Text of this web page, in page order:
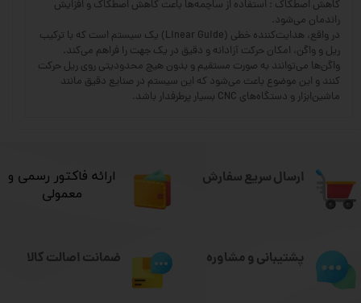
کاهش اصطکاک : استفاده از ساچمه‌ها باعث کاهش اصطکاک و افزایش
راندمان می‌شود.
در واقع، هدایت‌کننده خطی (Linear Guide) یک سیستم است که با ترکیب
ریل و واگن، امکان حرکت آزادانه و دقیق در یک جهت را فراهم می‌کند.
واگن‌ها می‌توانند به صورت مستقیم و بدون هیچ محدودیتی روی ریل حرکت
کنند و این موضوع باعث می‌شود که این سیستم در صنایع دقیق مانند
ماشین‌ابزار و دستگاه‌های CNC بسیار پرطرفدار باشد.
ارسال سریع سفارش
​ارائه فاکتور رسمی و
معمولی
پشتیبانی و مشاوره ضمانت اصالت کالا